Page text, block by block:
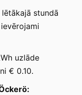
lētākajā stundā
uzlāde
€ 0.10.